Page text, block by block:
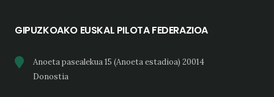
GIPUZKOAKO EUSKAL PILOTA FEDERAZIOA
Anoeta pasealekua 15 (Anoeta estadioa) 20014
Donostia